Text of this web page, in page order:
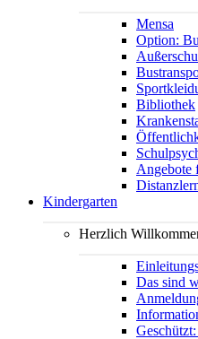
Mensa
Option:
Bibliothek
Angebote
Kindergarten
Herzlich
Das sind